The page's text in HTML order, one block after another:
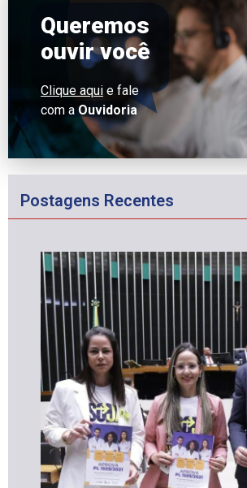
Queremos
ouvir você
Clique aqui e fale
com a Ouvidoria
Postagens Recentes